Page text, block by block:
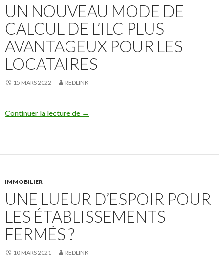
UN NOUVEAU MODE DE
CALCUL DE L’ILC PLUS
AVANTAGEUX POUR LES
LOCATAIRES
15 MARS 2022 REDLINK
Continuer la lecture de Un nouveau mode de calcul de l’ILC
→
IMMOBILIER
UNE LUEUR D’ESPOIR POUR
LES ÉTABLISSEMENTS
FERMÉS ?
10 MARS 2021 REDLINK